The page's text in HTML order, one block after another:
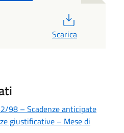
Scarica
98 – Scadenze anticipate
giustificative – Mese di